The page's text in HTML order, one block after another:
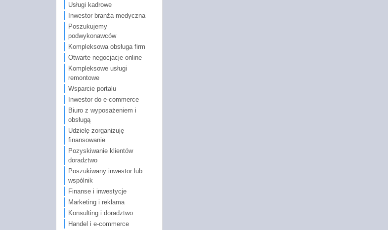
Usługi kadrowe
Inwestor branża medyczna
Poszukujemy
podwykonawców
Kompleksowa obsługa firm
Otwarte negocjacje online
Kompleksowe usługi
remontowe
Wsparcie portalu
Inwestor do e-commerce
Biuro z wyposażeniem i
obsługą
Udzielę zorganizuję
finansowanie
Pozyskiwanie klientów
doradztwo
Poszukiwany inwestor lub
wspólnik
Finanse i inwestycje
Marketing i reklama
Konsulting i doradztwo
Handel i e-commerce